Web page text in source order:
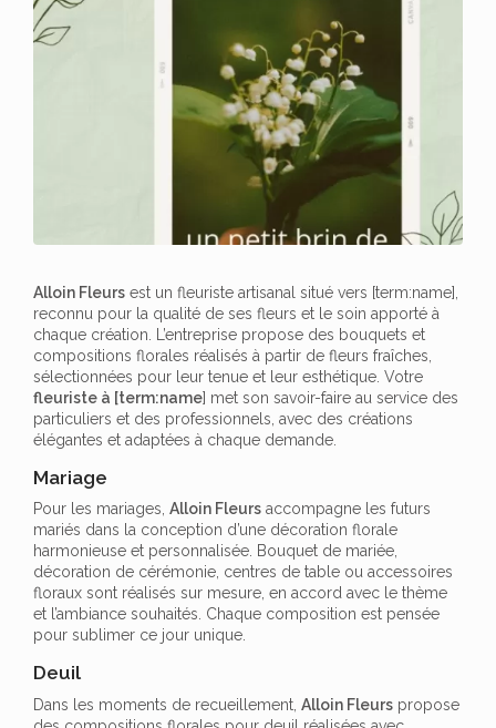
Alloin Fleurs est un fleuriste artisanal situé vers [term:name],
reconnu pour la qualité de ses fleurs et le soin apporté à
chaque création. L’entreprise propose des bouquets et
compositions florales réalisés à partir de fleurs fraîches,
sélectionnées pour leur tenue et leur esthétique. Votre
fleuriste à [term:name] met son savoir-faire au service des
particuliers et des professionnels, avec des créations
élégantes et adaptées à chaque demande.
Mariage
Pour les mariages, Alloin Fleurs accompagne les futurs
mariés dans la conception d’une décoration florale
harmonieuse et personnalisée. Bouquet de mariée,
décoration de cérémonie, centres de table ou accessoires
floraux sont réalisés sur mesure, en accord avec le thème
et l’ambiance souhaités. Chaque composition est pensée
pour sublimer ce jour unique.
Deuil
Dans les moments de recueillement, Alloin Fleurs propose